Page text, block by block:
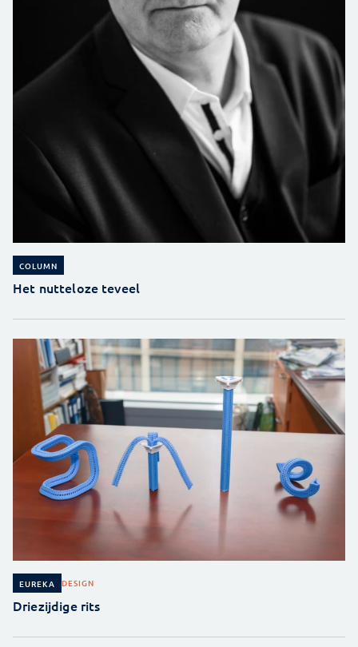
COLUMN
Het nutteloze teveel
EUREKA DESIGN
Driezijdige rits